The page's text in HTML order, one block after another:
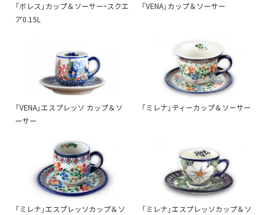
「ボレス」カップ＆ソーサー・スクエ
ア0.15L
「VENA」カップ＆ソーサー
「VENA」エスプレッソ カップ＆ソ
ーサー
「ミレナ」ティーカップ＆ソーサー
「ミレナ」エスプレッソカップ＆ソ
「ミレナ」エスプレッソカップ＆ソ